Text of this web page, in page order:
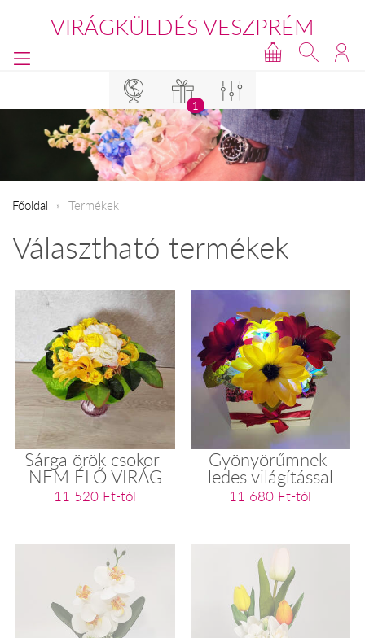
VIRÁGKÜLDÉS VESZPRÉM
1
Főoldal Termékek
Választható termékek
Sárga örök csokor-
NEM ÉLŐ VIRÁG
11 520 Ft-tól
Gyönyörűmnek-
ledes világítással
11 680 Ft-tól